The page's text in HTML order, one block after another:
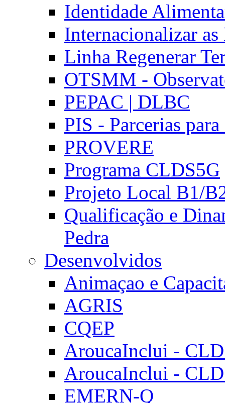
Identidade
Internacionalizar
Linha Regenerar
OTSMM -
PEPAC | DLBC
PIS - Parcerias
PROVERE
Programa CLDS5G
Projeto Local B1/
Qualificação e
Pedra
Desenvolvidos
Animaçao e
AGRIS
CQEP
AroucaInclui -
AroucaInclui -
EMERN-Q